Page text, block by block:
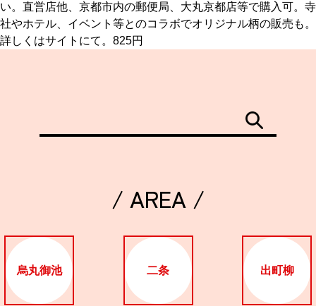
私と店のはなし
CULTURE
すべて
関西で開催。
おすすめの展覧会
い。直営店他、京都市内の郵便局、大丸京都店等で購入可。寺
社やホテル、イベント等とのコラボでオリジナル柄の販売も。
詳しくはサイトにて。825円
/ AREA /
烏丸御池 二条 出町柳